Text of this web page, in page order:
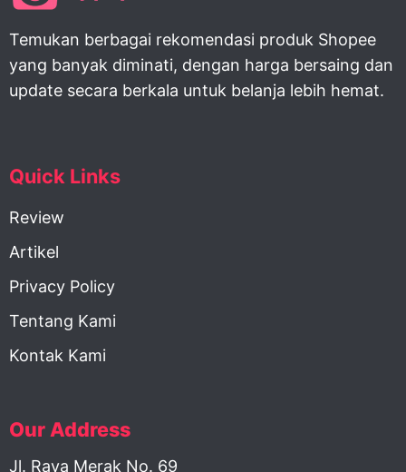
Temukan berbagai rekomendasi produk Shopee
yang banyak diminati, dengan harga bersaing dan
update secara berkala untuk belanja lebih hemat.
Quick Links
Review
Artikel
Privacy Policy
Tentang Kami
Kontak Kami
Our Address
Jl. Raya Merak No. 69